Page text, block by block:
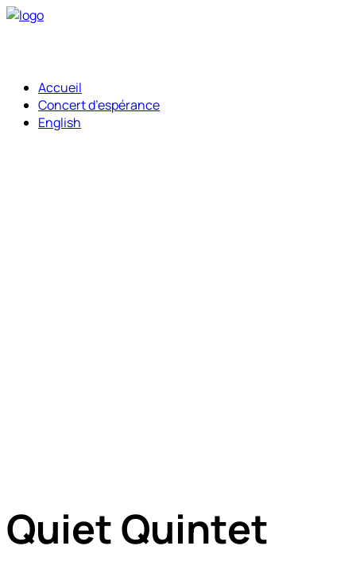
Accueil
Concert d’espérance
English
Quiet Quintet